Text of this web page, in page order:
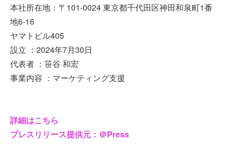
本社所在地：〒101-0024 東京都千代田区神田和泉町1番
地6-16
ヤマトビル405
設立 ：2024年7月30日
代表者 ：笹谷 和宏
事業内容 ：マーケティング支援
詳細はこちら
プレスリリース提供元：＠Press